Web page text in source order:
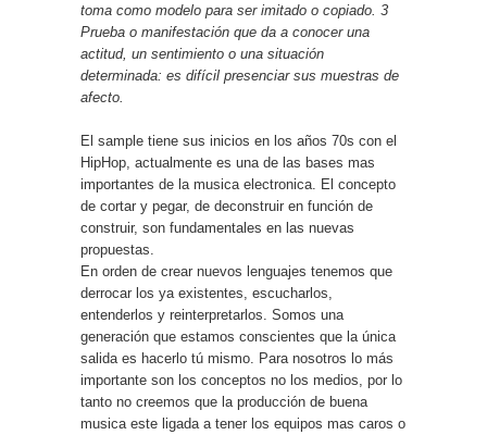
toma como modelo para ser imitado o copiado. 3
Prueba o manifestación que da a conocer una
actitud, un sentimiento o una situación
determinada: es difícil presenciar sus muestras de
afecto.
El sample tiene sus inicios en los años 70s con el
HipHop, actualmente es una de las bases mas
importantes de la musica electronica. El concepto
de cortar y pegar, de deconstruir en función de
construir, son fundamentales en las nuevas
propuestas.
En orden de crear nuevos lenguajes tenemos que
derrocar los ya existentes, escucharlos,
entenderlos y reinterpretarlos. Somos una
generación que estamos conscientes que la única
salida es hacerlo tú mismo. Para nosotros lo más
importante son los conceptos no los medios, por lo
tanto no creemos que la producción de buena
musica este ligada a tener los equipos mas caros o